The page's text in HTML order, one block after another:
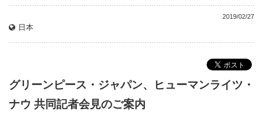
2019/02/27
日本
グリーンピース・ジャパン、ヒューマンライツ・
ナウ 共同記者会見のご案内